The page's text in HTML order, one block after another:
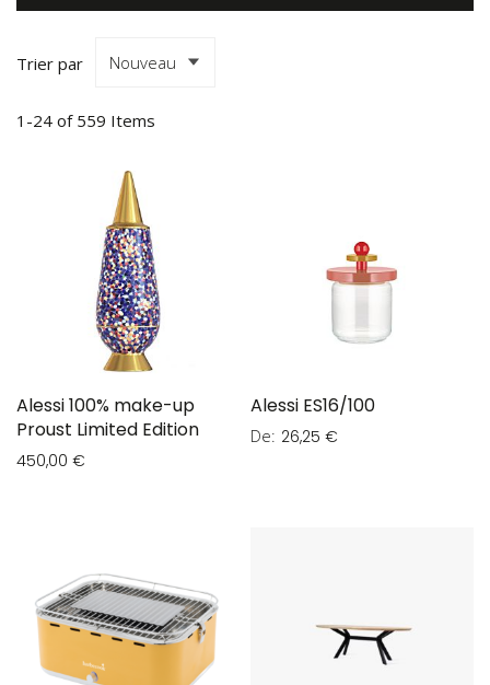
Trier par
1 -24 of 559 Items
Alessi 100% make-up
Proust Limited Edition
450,00 €
Alessi ES16/100
De 26,25 €